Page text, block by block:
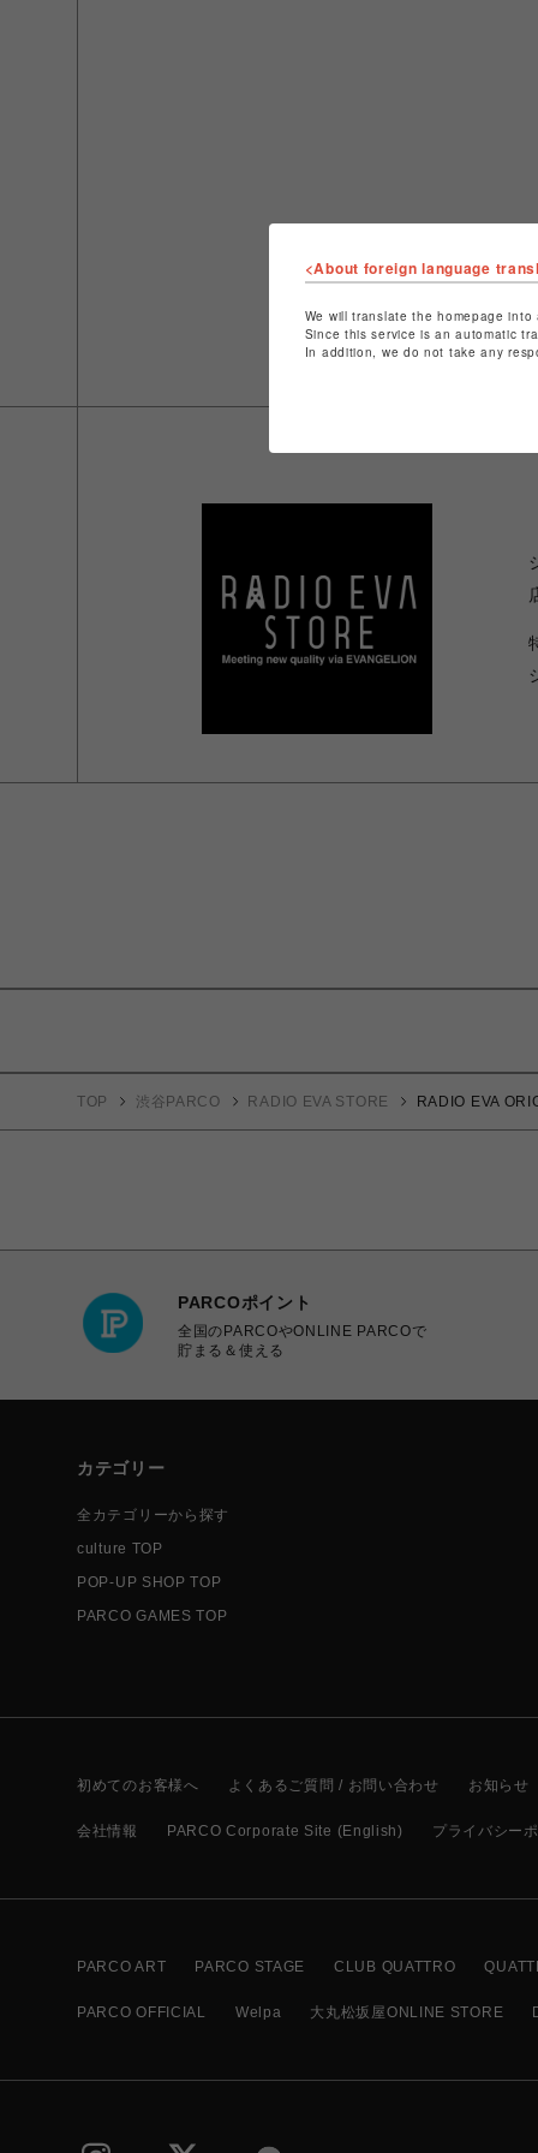
TOP 渋谷PARCO RADIO EVA STORE RADIO EVA
PARCOポイント
全国のPARCOやONLINE PARCOで
貯まる＆使える
カテゴリー
全カテゴリーから探す
culture TOP
POP-UP SHOP TOP
PARCO GAMES TOP
初めてのお客様へ よくあるご質問 / お問い合わせ お知らせ
会社情報 PARCO Corporate Site (English) プライバシー
PARCO ART PARCO STAGE CLUB QUATTRO
PARCO OFFICIAL Welpa 大丸松坂屋ONLINE STORE
<About foreign language
We will translate the homepage
Since this service is an automatic
In addition, we do not take any